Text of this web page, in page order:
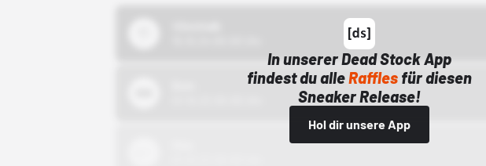
In unserer Dead Stock App
findest du alleRaffles für diesen
Sneaker Release!
Hol dir unsere App